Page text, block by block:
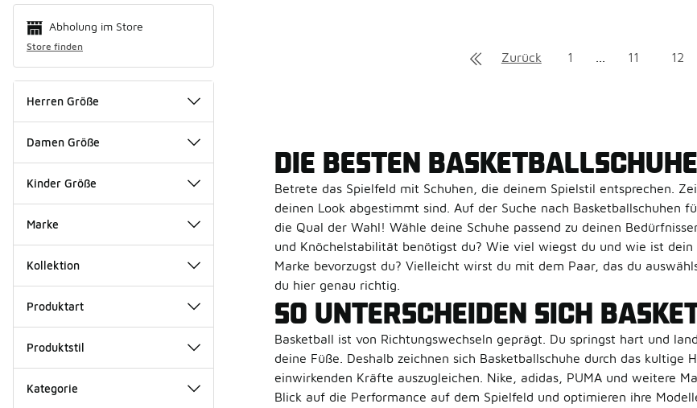
Abholung im Store
Store finden
Herren Größe
Damen Größe
Kinder Größe
Marke
Kollektion
Produktart
Produktstil
Kategorie
Zurück 1 11 12
DIE BESTEN
Betrete das Spielfeld mit Schuhen, die deinem Spielstil entsprechen.
deinen Look abgestimmt sind. Auf der Suche nach Basketballschuhen
die Qual der Wahl! Wähle deine Schuhe passend zu deinen
und Knöchelstabilität benötigst du? Wie viel wiegst du und wie ist
Marke bevorzugst du? Vielleicht wirst du mit dem Paar, das du
du hier genau richtig.
SO UNTERSCHEIDEN SICH
Basketball ist von Richtungswechseln geprägt. Du springst hart und
deine Füße. Deshalb zeichnen sich Basketballschuhe durch das kultige
einwirkenden Kräfte auszugleichen. Nike, adidas, PUMA und weitere
Blick auf die Performance auf dem Spielfeld und optimieren ihre